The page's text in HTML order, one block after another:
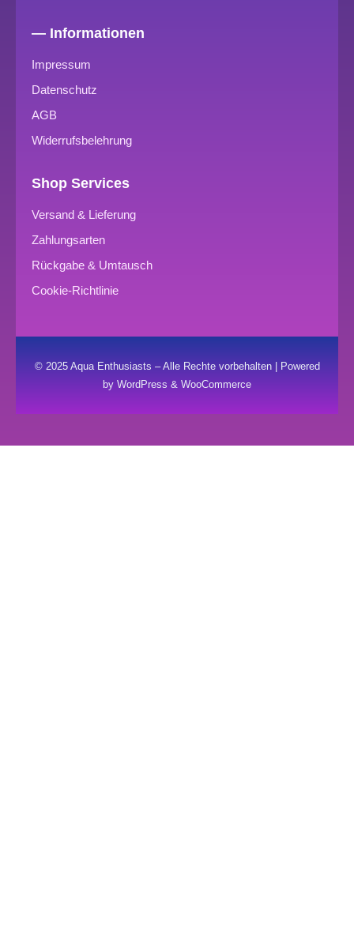
— Informationen
Impressum
Datenschutz
AGB
Widerrufsbelehrung
Shop Services
Versand & Lieferung
Zahlungsarten
Rückgabe & Umtausch
Cookie-Richtlinie
© 2025 Aqua Enthusiasts – Alle Rechte vorbehalten | Powered
by WordPress & WooCommerce